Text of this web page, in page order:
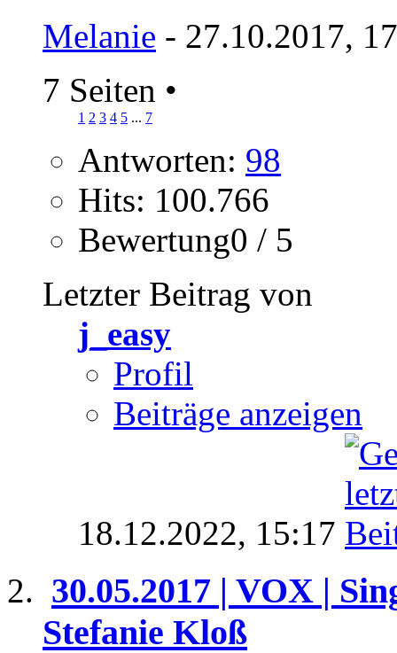
Melanie - 27.10.2017,
7 Seiten •
1 2 3 4 5 ... 7
Antworten: 98
Hits: 100.766
Bewertung0 / 5
Letzter Beitrag von
j_easy
Profil
Beiträge anzeigen
18.12.2022, 15:17
30.05.2017 | VOX |
Stefanie Kloß